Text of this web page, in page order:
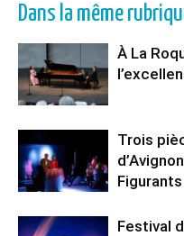
Dans la même
À La
Trois
Festival